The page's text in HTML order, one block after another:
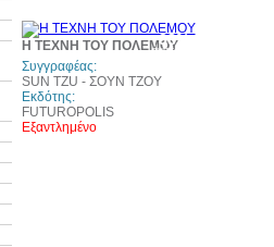
38%
έκπτωση
Η ΤΕΧΝΗ ΤΟΥ ΠΟΛΕΜΟΥ
Συγγραφέας:
SUN TZU - ΣΟΥΝ ΤΖΟΥ
Εκδότης:
FUTUROPOLIS
Εξαντλημένο